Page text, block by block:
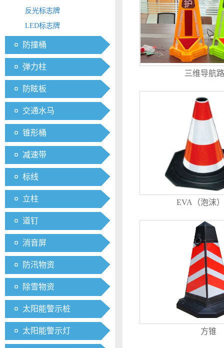
反光标志牌
LED标志牌
防撞桶
弹力柱
防眩板
交通水马
锥形桶
减速带
标线
立柱
道钉
消音屏
防汛物资
除雪物资
太阳能警示桩
太阳能警示灯
三维导航
EVA（泡沫
方锥